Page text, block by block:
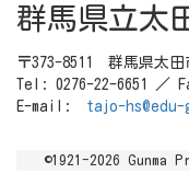
群馬県立太
〒373-8511 群馬県太田
Tel: 0276-22-6651 ／
E-mail: tajo-
©1921-2026